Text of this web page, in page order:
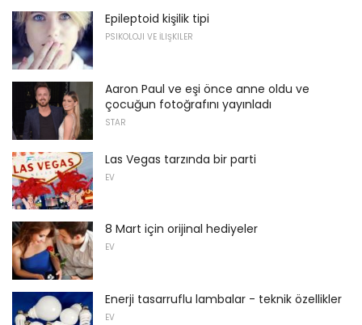
Epileptoid kişilik tipi
PSIKOLOJI VE İLIŞKILER
Aaron Paul ve eşi önce anne oldu ve
çocuğun fotoğrafını yayınladı
STAR
Las Vegas tarzında bir parti
EV
8 Mart için orijinal hediyeler
EV
Enerji tasarruflu lambalar - teknik özellikler
EV